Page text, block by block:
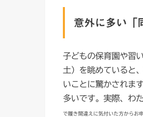
意外に多い「
子どもの保育園や習
土）を眺めていると
いことに驚かされま
多いです。実際、わ
で履き間違えに気付いた方からお